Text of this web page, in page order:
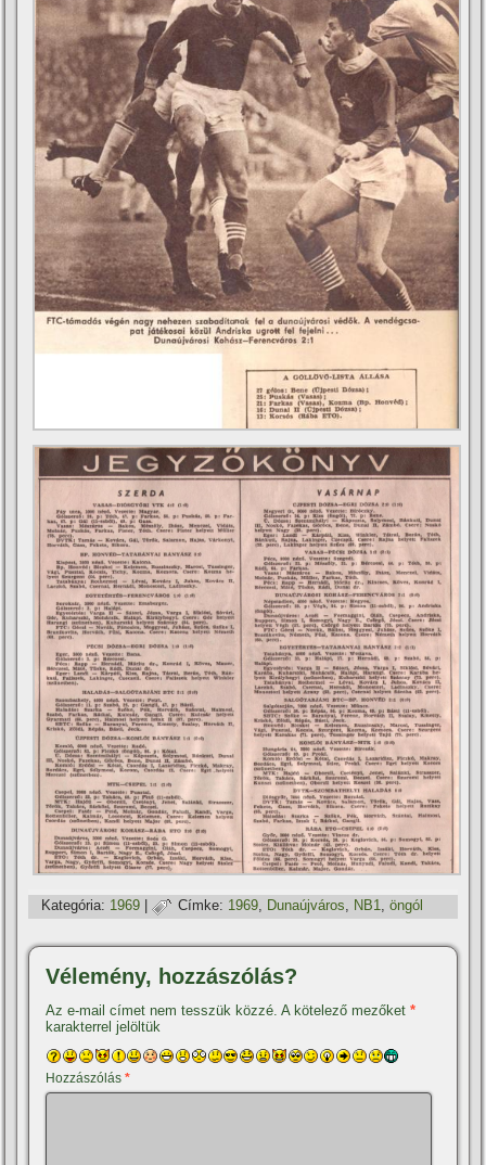
Kategória: 1969 | Címke: 1969, Dunaújváros, NB1,öngól
Vélemény, hozzászólás?
Az e-mail címet nem tesszük közzé. A kötelező mezőket*
karakterrel jelöltük
Hozzászólás*